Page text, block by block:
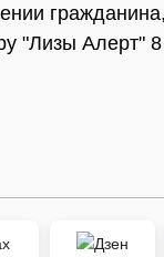
гражданина,
"Лизы Алерт"